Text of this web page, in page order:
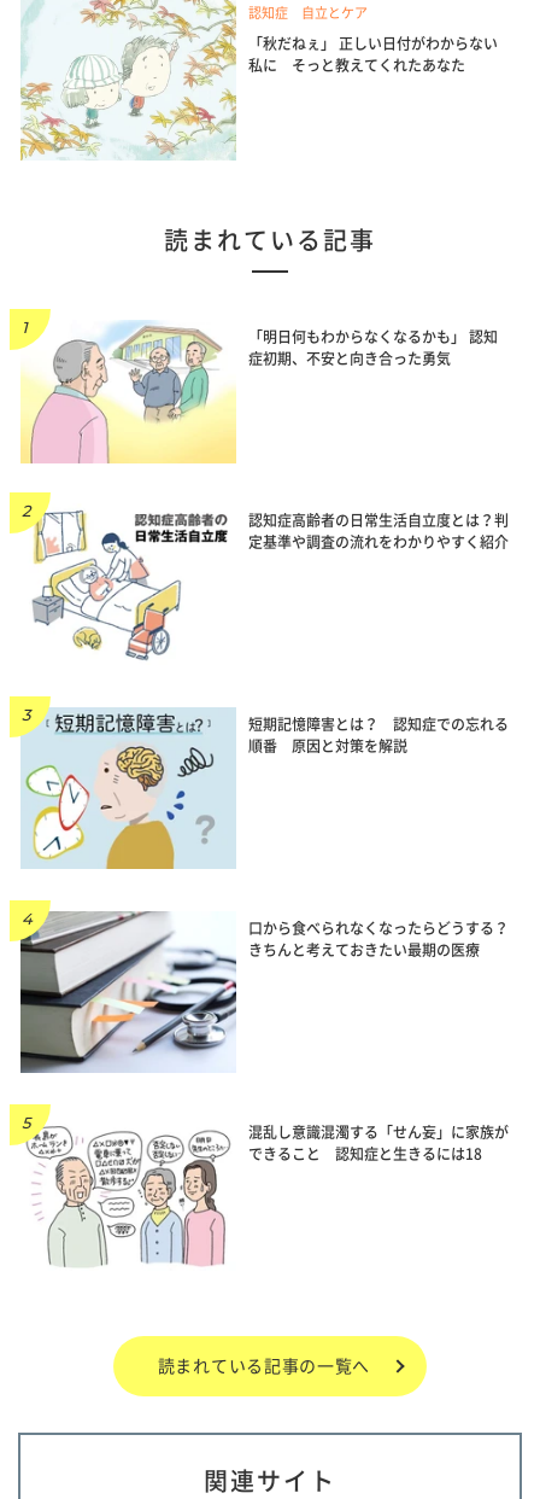
認知症 自立とケア
「秋だねぇ」 正しい日付がわからない
私に そっと教えてくれたあなた
読まれている記事
「明日何もわからなくなるかも」 認知
症初期、不安と向き合った勇気
認知症高齢者の日常生活自立度とは？判
定基準や調査の流れをわかりやすく紹介
短期記憶障害とは？ 認知症での忘れる
順番 原因と対策を解説
口から食べられなくなったらどうする？
きちんと考えておきたい最期の医療
混乱し意識混濁する「せん妄」に家族が
できること 認知症と生きるには18
読まれている記事の一覧へ
関連サイト